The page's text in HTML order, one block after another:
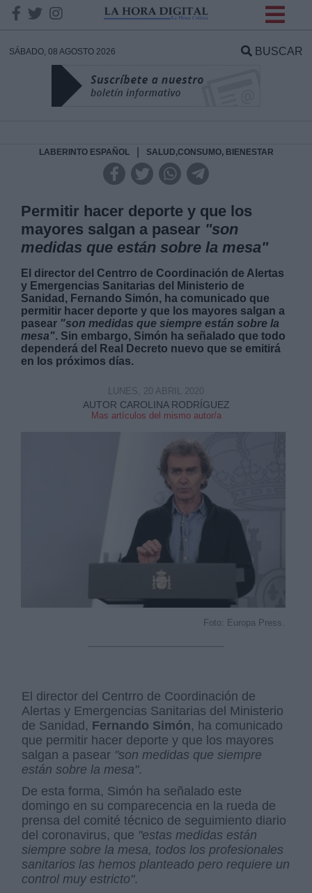
SÁBADO, 08 AGOSTO 2026 BUSCAR
LABERINTO ESPAÑOL SALUD,CONSUMO, BIENESTAR
Permitir hacer deporte y que los
mayores salgan a pasear "son
medidas que están sobre la mesa"
El director del Centrro de Coordinación de Alertas
y Emergencias Sanitarias del Ministerio de
Sanidad, Fernando Simón, ha comunicado que
permitir hacer deporte y que los mayores salgan a
pasear "son medidas que siempre están sobre la
mesa". Sin embargo, Simón ha señalado que todo
dependerá del Real Decreto nuevo que se emitirá
en los próximos días.
AUTOR CAROLINA RODRÍGUEZ
Mas artículos del mismo autor/a
LUNES, 20 ABRIL 2020
Foto: Europa Press.
El director del Centrro de Coordinación de
Alertas y Emergencias Sanitarias del Ministerio
de Sanidad, Fernando Simón, ha comunicado
que permitir hacer deporte y que los mayores
salgan a pasear "son medidas que siempre
están sobre la mesa".
De esta forma, Simón ha señalado este
domingo en su comparecencia en la rueda de
prensa del comité técnico de seguimiento diario
del coronavirus, que "estas medidas están
siempre sobre la mesa, todos los profesionales
sanitarios las hemos planteado pero requiere un
control muy estricto".
DATOS
Responsable:
Legitimación:
Destinatarios: